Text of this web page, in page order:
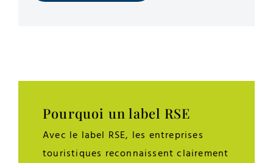
Pourquoi un label RSE
Avec le label RSE, les entreprises
touristiques reconnaissent clairement